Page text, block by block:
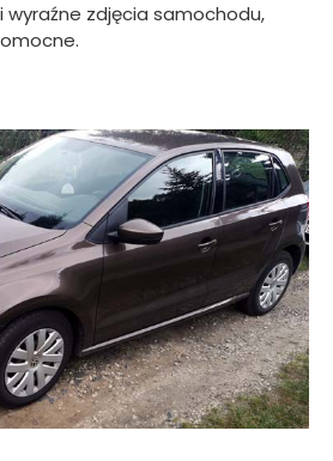
wyraźne zdjęcia samochodu,